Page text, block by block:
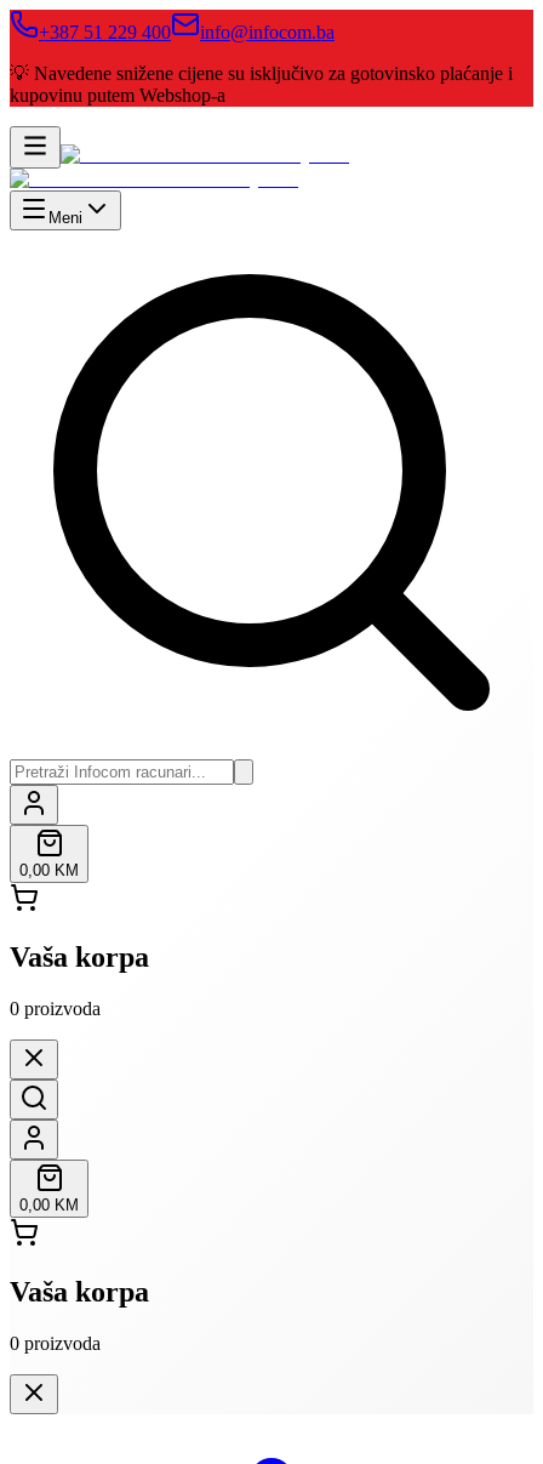
+387 51 229 400
info@infocom.ba
💡 Navedene snižene cijene su isključivo za gotovinsko plaćanje i
kupovinu putem Webshop-a
Meni
0,00 KM
Vaša korpa
0 proizvoda
0,00 KM
Vaša korpa
0 proizvoda